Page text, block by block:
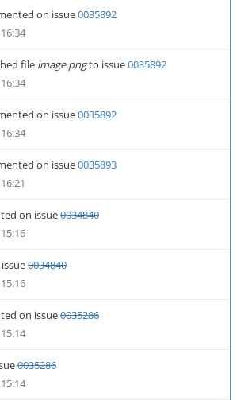
on issue0035892
file image.pngto issue0035892
on issue0035892
on issue0035893
on issue0034840
0034840
on issue0035286
0035286